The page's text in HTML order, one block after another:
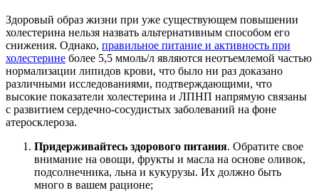
Здоровый образ жизни при уже существующем повышении
холестерина нельзя назвать альтернативным способом его
снижения. Однако, правильное питание и активность при
холестерине более 5,5 ммоль/л являются неотъемлемой частью
нормализации липидов крови, что было ни раз доказано
различными исследованиями, подтверждающими, что
высокие показатели холестерина и ЛПНП напрямую связаны
с развитием сердечно-сосудистых заболеваний на фоне
атеросклероза.
Придерживайтесь здорового питания. Обратите свое
внимание на овощи, фрукты и масла на основе оливок,
подсолнечника, льна и кукурузы. Их должно быть
много в вашем рационе;